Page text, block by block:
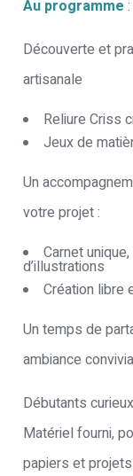
Au programme :
Découverte et
artisanale
Reliure Criss
Jeux de
Un
votre projet :
Carnet
d’illustrations
Création libre
Un temps de
ambiance
Débutants
Matériel fourni,
papiers et projets